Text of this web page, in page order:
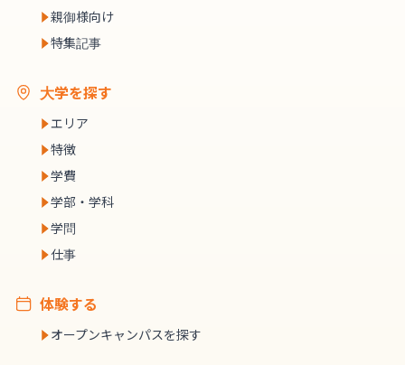
親御様向け
特集記事
大学を探す
エリア
特徴
学費
学部・学科
学問
仕事
体験する
オープンキャンパスを探す